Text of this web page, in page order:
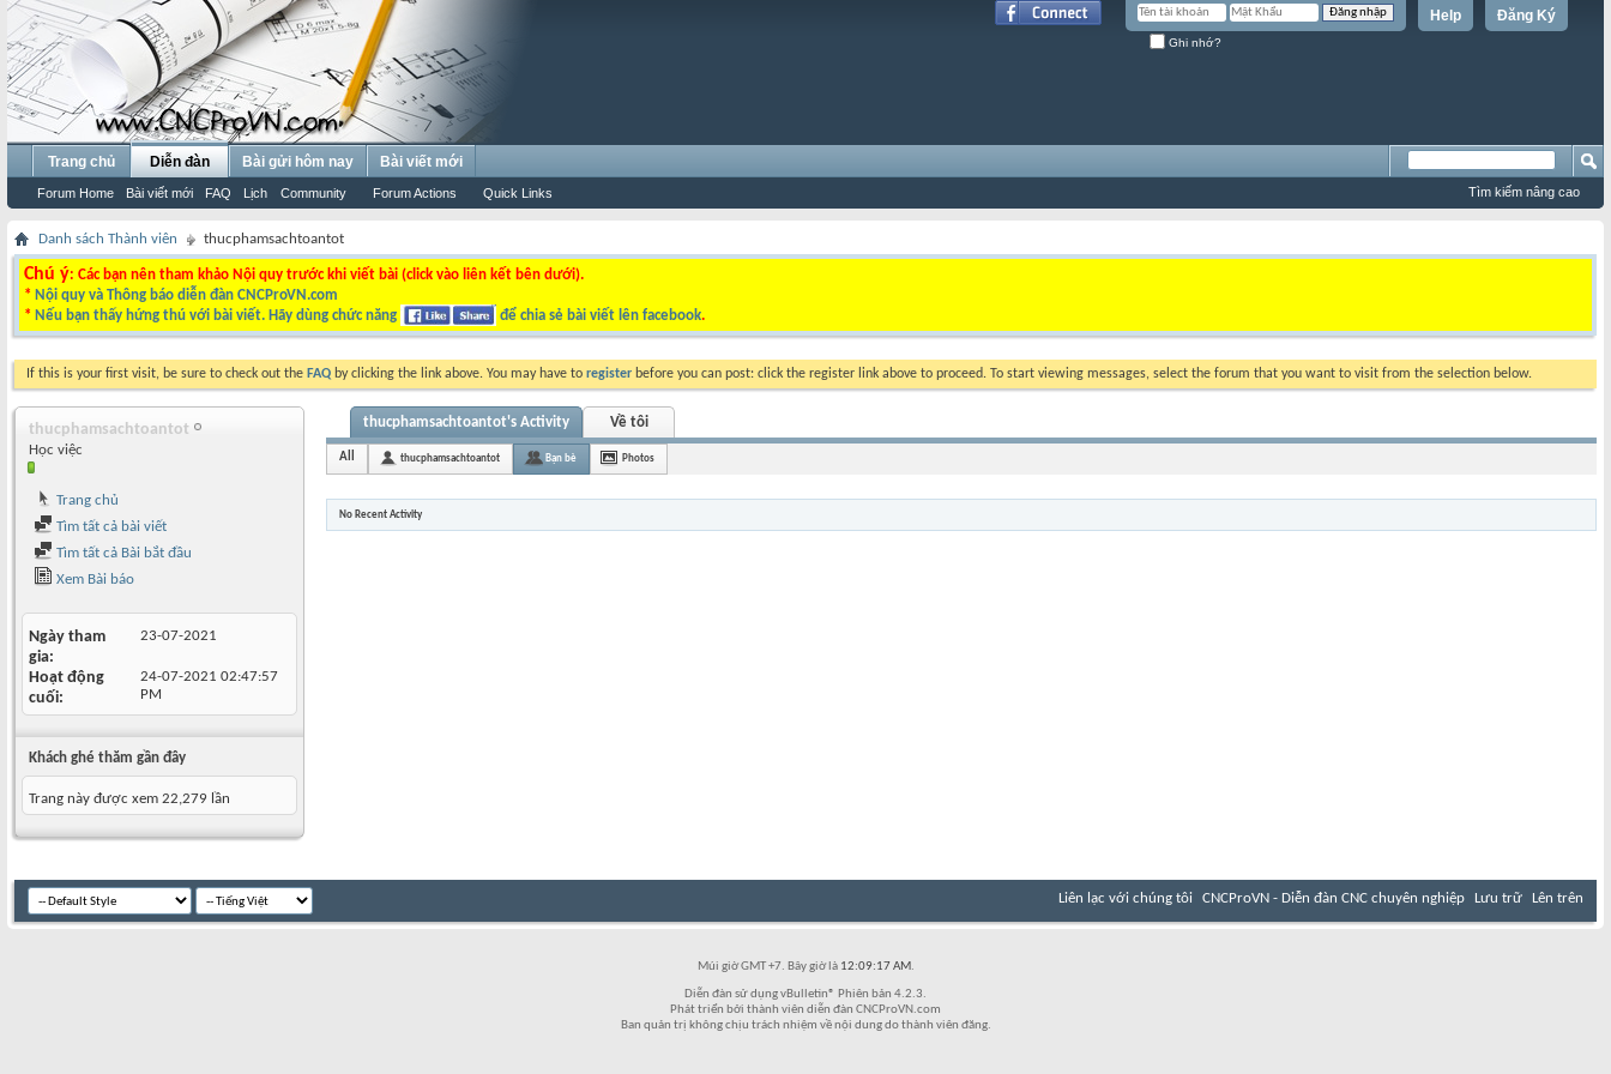
Đăng Ký
Help
Ghi nhớ?
Trang chủ Diễn đàn
Forum Home Bài viết mới FAQ Lịch Community Forum Actions Quick Links
Bài gửi hôm nay Bài viết mới
Tìm kiếm nâng cao
Danh sách Thành viên thucphamsachtoantot
Chú ý: Các bạn nên tham khảo Nội quy trước khi viết bài (click vào liên kết bên dưới).
* Nội quy và Thông báo diễn đàn CNCProVN.com
* Nếu bạn thấy hứng thú với bài viết. Hãy dùng chức năng để chia sẻ bài viết lên facebook.
If this is your first visit, be sure to check out the FAQ by clicking the link above. You may have to register before you can post: click the register link above to proceed. To start viewing messages, select the forum that you want to visit from the selection below.
thucphamsachtoantot
Học việc
Trang chủ
Tìm tất cả bài viết
Tìm tất cả Bài bắt đầu
Xem Bài báo
Ngày tham
gia
23-07-2021
Hoạt động
cuối
24-07-2021 02:47:57
PM
Khách ghé thăm gần đây
Trang này được xem 22,279 lần
thucphamsachtoantot's Activity Về tôi
All thucphamsachtoantot Bạn bè Photos
No Recent Activity
Liên lạc với chúng tôi CNCProVN - Diễn đàn CNC chuyên nghiệp Lưu trữ Lên trên
Múi giờ GMT +7. Bây giờ là 12:09:17 AM.
Diễn đàn sử dụng vBulletin® Phiên bản 4.2.3.
Phát triển bởi thành viên diễn đàn CNCProVN.com
Ban quản trị không chịu trách nhiệm về nội dung do thành viên đăng.